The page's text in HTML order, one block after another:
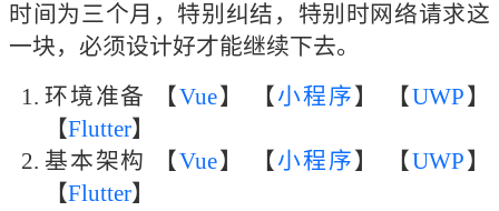
时间为三个月，特别纠结，特别时网络请求这
一块，必须设计好才能继续下去。
环境准备 【Vue】 【 小程序 】 【UWP 】
【Flutter】
基本架构 【Vue】 【 小程序 】 【UWP 】
【Flutter】